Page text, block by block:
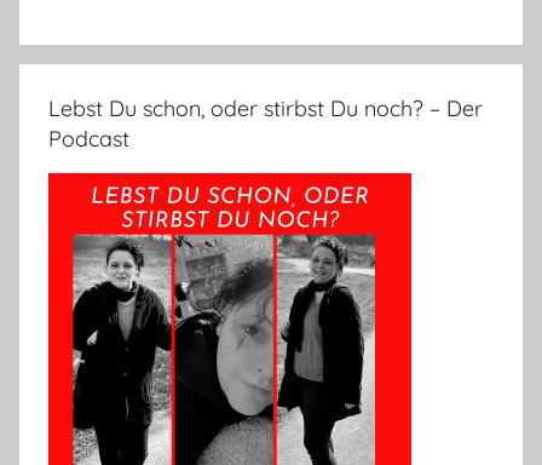
Lebst Du schon, oder stirbst Du noch? – Der
Podcast